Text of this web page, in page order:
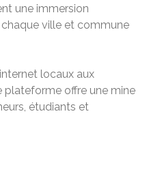
une immersion
chaque ville et commune
locaux aux
offre une mine
étudiants et